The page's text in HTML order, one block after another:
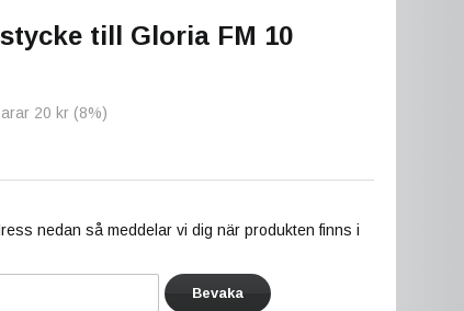
till Gloria FM 10
20 kr(8%)
nedan så meddelar vi dig när produkten finns i
Bevaka